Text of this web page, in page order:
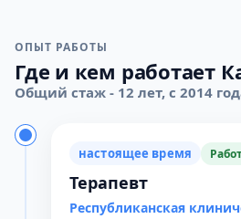
ОПЫТ РАБОТЫ
Где и кем работает
Общий стаж - 12 лет, с 2014
настоящее время
Терапевт
Республиканская